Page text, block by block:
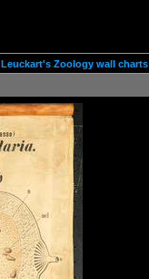
Leuckart's Zoology wall charts